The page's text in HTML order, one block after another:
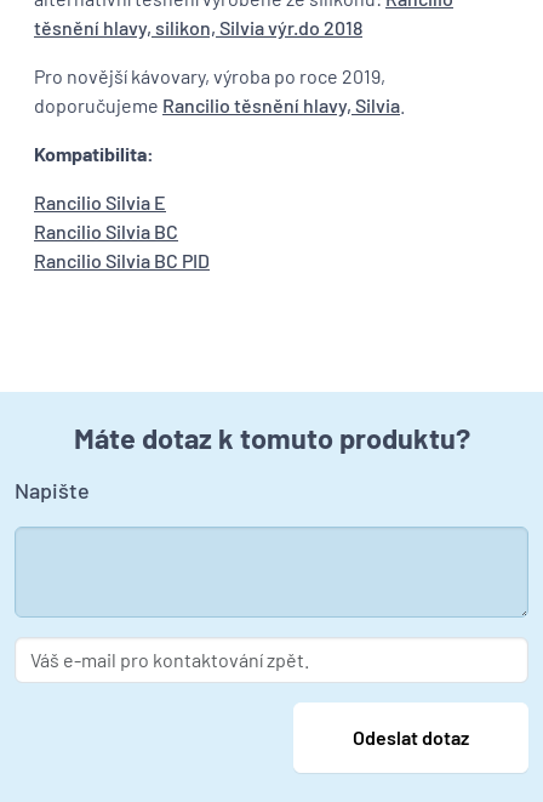
těsnění hlavy, silikon, Silvia výr.do 2018
Pro novější kávovary, výroba po roce 2019,
doporučujeme Rancilio těsnění hlavy, Silvia
Kompatibilita:
Rancilio Silvia E
Rancilio Silvia BC
Rancilio Silvia BC PID
Máte dotaz k tomuto produktu?
Napište